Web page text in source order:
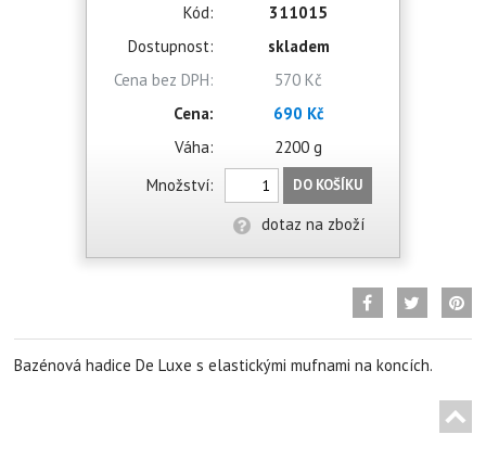
Kód:
311015
Dostupnost:
skladem
Cena bez DPH:
570 Kč
Cena:
690 Kč
Váha:
2200 g
Množství:
DO KOŠÍKU
dotaz na zboží
Bazénová hadice De Luxe s elastickými mufnami na koncích.